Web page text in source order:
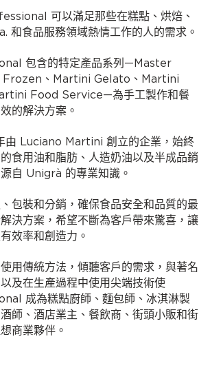
可以滿足那些在糕點、烘焙、
和食品服務領域熱情工作的人的需求。
包含的特定產品系列—Master
、Martini Gelato、Martini
Food Service—為手工製作和餐
的解決方案。
由 Luciano Martini 創立的企業，始終
食用油和脂肪、人造奶油以及半成品銷
自 Unigrà 的專業知識。
包裝和分銷，確保食品安全和品質的最
決方案，希望不斷為客戶帶來驚喜，讓
效率和創造力。
用傳統方法，傾聽客戶的需求，與著名
及在生產過程中使用尖端技術使
成為糕點廚師、麵包師、冰淇淋製
師、酒店業主、餐飲商、街頭小販和街
商業夥伴。